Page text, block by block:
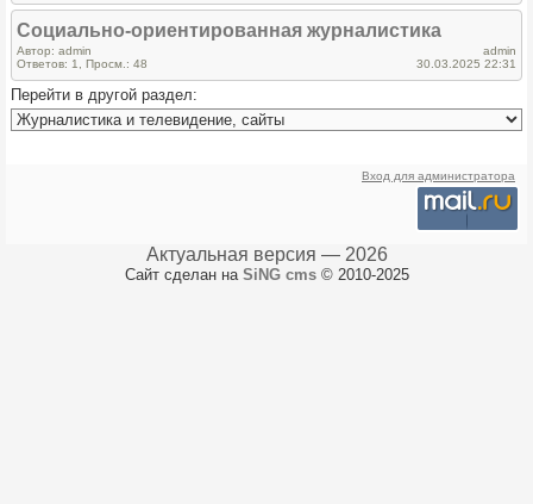
Социально-ориентированная журналистика
Автор: admin
Ответов: 1, Просм.: 48
admin
30.03.2025 22:31
Перейти в другой раздел:
Вход для администратора
Актуальная версия — 2026
Сайт сделан на SiNG cms© 2010-2025